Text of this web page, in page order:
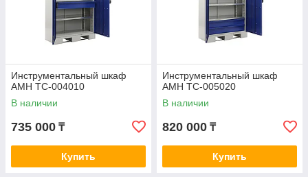
Инструментальный шкаф
AMH TC-004010
В наличии
735 000 ₸
Купить
Инструментальный шкаф
AMH TC-005020
В наличии
820 000 ₸
Купить